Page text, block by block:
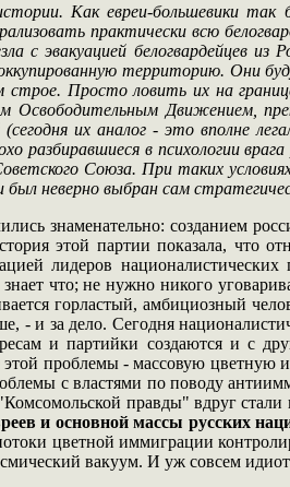
Как евреи-большевики так
практически всю
с эвакуацией белогвардейцев
территорию. Они
строе. Просто ловить их на
Освободительным Движением,
(сегодня их аналог - это вполне
разбиравшиеся в психологии
Союза. При таких
был неверно выбран сам
знаменательно: созданием
этой партии показала, что
лидеров
что; не нужно никого
горластый, амбициозный
- и за дело. Сегодня
и партийки создаются и с
этой проблемы - массовую
с властями по поводу
правды" вдруг
и основной массы русских
цветной иммиграции
вакуум. И уж совсем